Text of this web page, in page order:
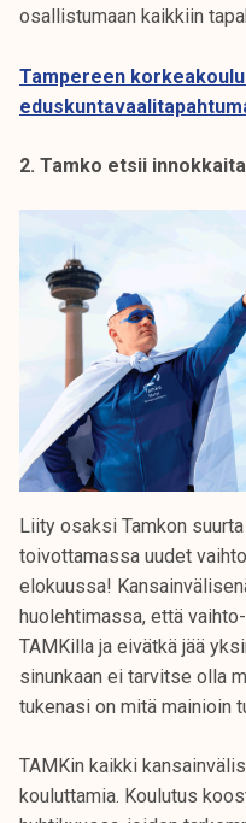
osallistumaan kaikkiin
Tampereen
2. Tamko etsii
Liity osaksi Tamkon
toivottamassa uudet
elokuussa!
huolehtimassa, että
TAMKilla ja eivätkä jää
sinunkaan ei tarvitse olla
tukenasi on mitä mainioin
TAMKin kaikki
kouluttamia. Koulutus